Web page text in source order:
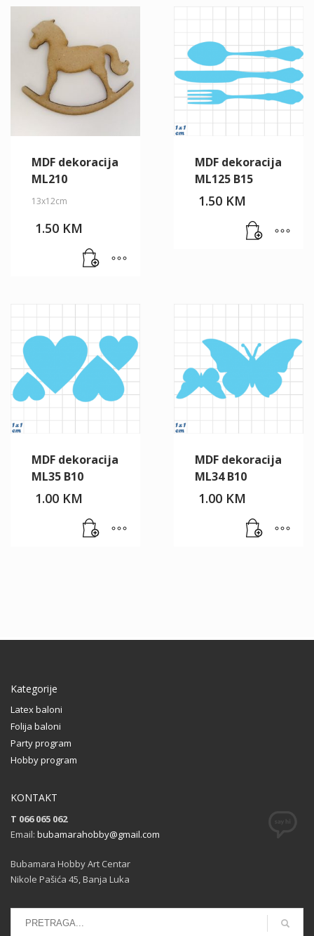
MDF dekoracija
ML210
13x12cm
1.50 KM
MDF dekoracija
ML125 B15
1.50 KM
MDF dekoracija
ML35 B10
1.00 KM
MDF dekoracija
ML34 B10
1.00 KM
Kategorije
Latex baloni
Folija baloni
Party program
Hobby program
KONTAKT
T 066 065 062
Email: bubamarahobby@gmail.com
Bubamara Hobby Art Centar
Nikole Pašića 45, Banja Luka